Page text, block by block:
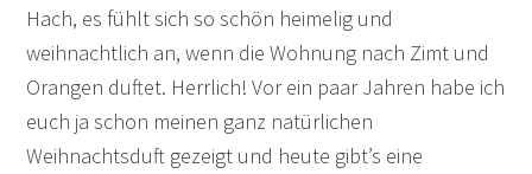
Hach, es fühlt sich so schön heimelig und
weihnachtlich an, wenn die Wohnung nach Zimt und
Orangen duftet. Herrlich! Vor ein paar Jahren habe ich
euch ja schon meinen ganz natürlichen
Weihnachtsduft gezeigt und heute gibt’s eine